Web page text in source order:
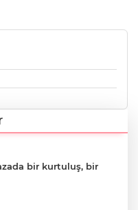
bir kurtuluş, bir